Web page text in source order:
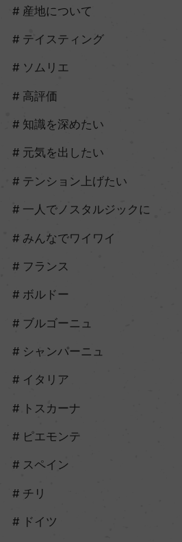
産地について
テイスティング
ソムリエ
高評価
知識を深めたい
元気を出したい
テンション上げたい
一人でノスタルジックに
みんなでワイワイ
フランス
ボルドー
ブルゴーニュ
シャンパーニュ
イタリア
トスカーナ
ピエモンテ
スペイン
チリ
ドイツ